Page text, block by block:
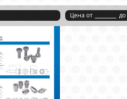
Цена от до